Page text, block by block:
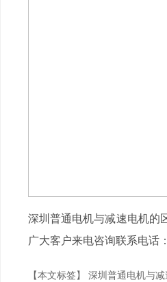
深圳普通电机与减速电机的
广大客户来电咨询联系电话
【本文标签】 深圳普通电机与